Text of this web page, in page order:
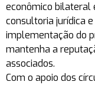
econômico bilateral
consultoria jurídica
implementação do
mantenha a
associados.
Com o apoio dos